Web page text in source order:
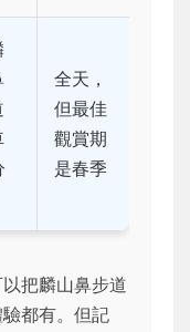
全天，
但最佳
觀賞期
是春季
把麟山鼻步道
都有。但記